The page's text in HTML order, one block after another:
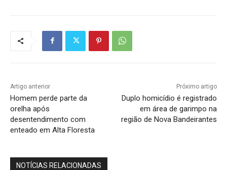
Artigo anterior
Homem perde parte da
orelha após
desentendimento com
enteado em Alta Floresta
Próximo artigo
Duplo homicídio é registrado
em área de garimpo na
região de Nova Bandeirantes
NOTÍCIAS RELACIONADAS